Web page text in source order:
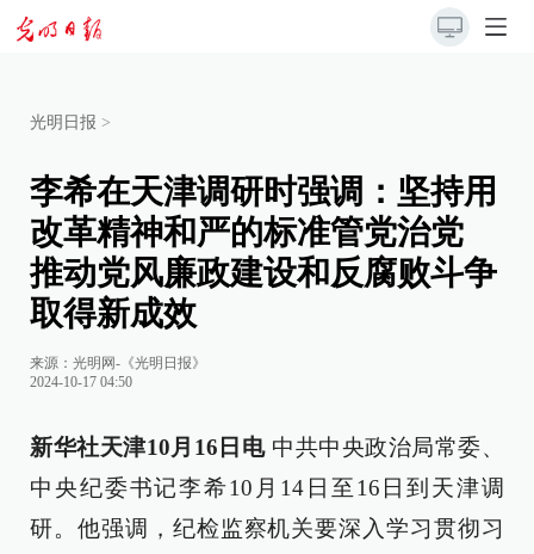
光明日报 >
李希在天津调研时强调：坚持用
改革精神和严的标准管党治党
推动党风廉政建设和反腐败斗争
取得新成效
来源： 光明网-《光明日报》
2024-10-17 04:50
新华社天津10月16日电中共中央政治局常委、
中央纪委书记李希10月14日至16日到天津调
研。他强调，纪检监察机关要深入学习贯彻习